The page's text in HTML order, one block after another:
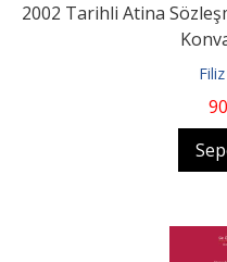
2002 Tarihli Atina